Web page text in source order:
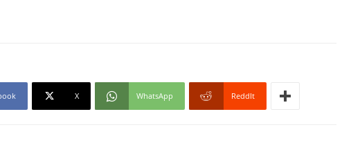
X WhatsApp ReddIt